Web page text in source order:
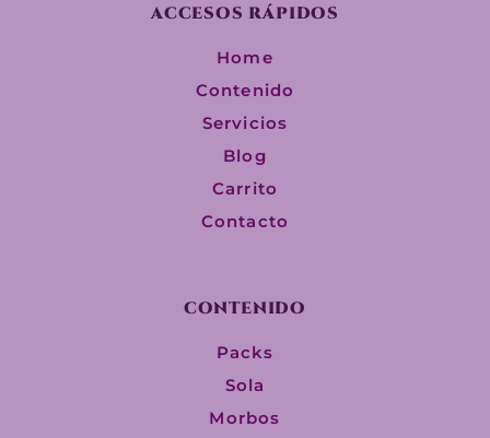
ACCESOS RÁPIDOS
Home
Contenido
Servicios
Blog
Carrito
Contacto
CONTENIDO
Packs
Sola
Morbos